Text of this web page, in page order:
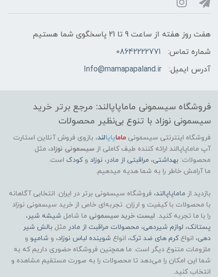
هفت روز هفته از ساعت 9 تا 21 پاسخگوی شما هستیم
شماره تماس:
08642222771
آدرس ایمیل:
Info@mamapapaland.ir
فروشگاه سیسمونی ماماپاپالند: مرجع برتر خرید
سیسمونی نوزاد با تنوع بی‌نظیر محصولات
فروشگاه اینترنتی سیسمونی ماماپاپالند، بازوی فروش آنلاین استارت
آپ ماماپاپالند ارائه کننده طیف کاملی از سیسمونی نوزاد، مثل
محصولات: بهداشتی، مراقبتی از مادر، نوزاد وکودک است.
ما آرامش خاطر را به شما هدیه میدهیم.
بازدید از ماماپاپالند، فروشگاه سیسمونی برتر در ایران. انتخابی آگاهانه
با محصولات با کیفیت و ارزان. تجربه‌ای خاص از خرید سیسمونی نوزاد
را با ما تجربه کنید. لیست خرید سیسمونی ما شامل شیشه شیر،
پستانک، لوازم شیردهی، محصولات مراقبت از مادر مثل بالش شیر
دهی، انواعکرم های ضد ترک، انواع شوینده لباس نوزاد، و شامپو و
ملزومات متنوع دیگر است. ما همچنین فروشگاه حضوری داریم که به
شما این امکان را می‌دهد تا محصولات را به صورت مستقیم مشاهده و
انتخاب کنید.